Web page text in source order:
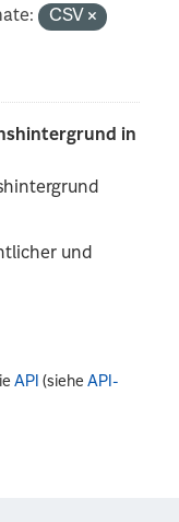
CSV
in
und
API (sieheAPI-